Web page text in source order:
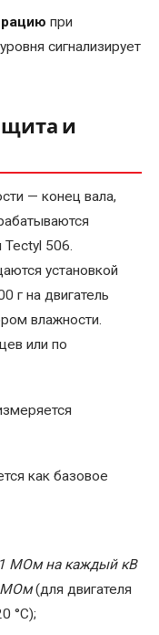
при
сигнализирует
и
— конец вала,
Tectyl 506.
установкой
г на двигатель
влажности.
или по
как базовое
1 МОм на каждый кВ
МОм(для двигателя
°C);